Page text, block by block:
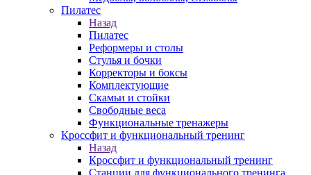
Пилатес
Назад
Пилатес
Реформеры и столы
Стулья и бочки
Корректоры и боксы
Комплектующие
Скамьи и стойки
Свободные веса
Функциональные тренажеры
Кроссфит и функциональный тренинг
Назад
Кроссфит и функциональный тренинг
Станции для функционального тренинга